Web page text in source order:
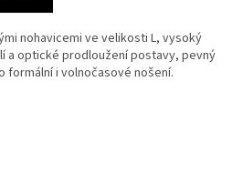
nohavicemi ve velikosti L, vysoký
a optické prodloužení postavy, pevný
formální i volnočasové nošení.